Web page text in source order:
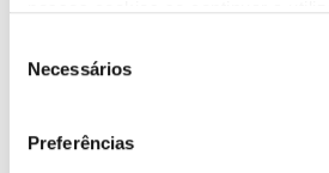
Necessários
Preferências